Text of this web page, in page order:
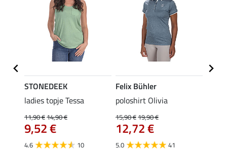
STONEDEEK
ladies topje Tessa
11,90 €14,90 €
9,52 €
4.6 10
Felix Bühler
poloshirt Olivia
15,90 €19,90 €
12,72 €
5.0 41